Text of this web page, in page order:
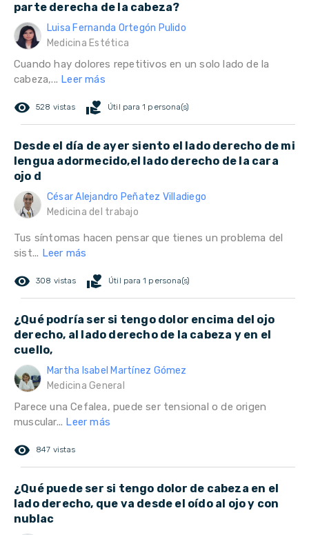
parte derecha de la cabeza?
Luisa Fernanda Ortegón Pulido
Medicina Estética
Cuando hay dolores repetitivos en un solo lado de la
cabeza,... Leer más
remove_red_eye 528 vistas volunteer_activism Útil para 1 persona(s)
Desde el día de ayer siento el lado derecho de mi
lengua adormecido,el lado derecho de la cara
ojo d
César Alejandro Peñatez Villadiego
Medicina del trabajo
Tus síntomas hacen pensar que tienes un problema del
sist... Leer más
remove_red_eye 308 vistas volunteer_activism Útil para 1 persona(s)
¿Qué podría ser si tengo dolor encima del ojo
derecho, al lado derecho de la cabeza y en el
cuello,
Martha Isabel Martínez Gómez
Medicina General
Parece una Cefalea, puede ser tensional o de origen
muscular... Leer más
remove_red_eye 847 vistas
¿Qué puede ser si tengo dolor de cabeza en el
lado derecho, que va desde el oído al ojo y con
nublac